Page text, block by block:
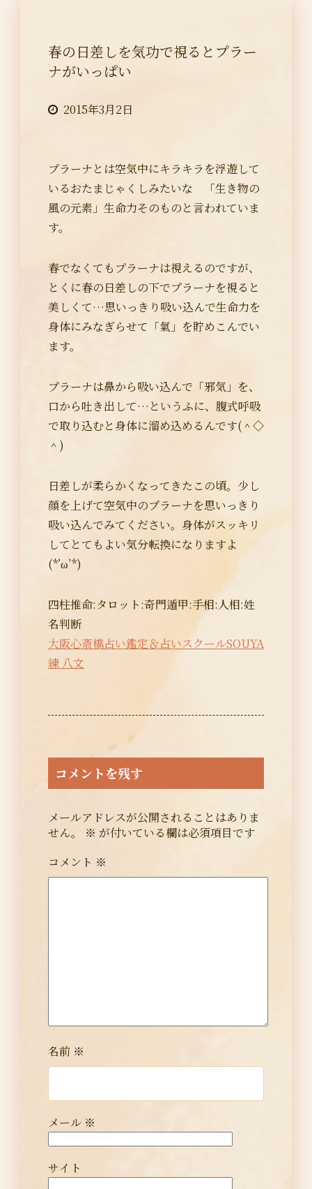
春の日差しを気功で視るとプラー
ナがいっぱい
2015年3月2日
プラーナとは空気中にキラキラを浮遊して
いるおたまじゃくしみたいな 「生き物の
風の元素」生命力そのものと言われていま
す。
春でなくてもプラーナは視えるのですが、
とくに春の日差しの下でプラーナを視ると
美しくて…思いっきり吸い込んで生命力を
身体にみなぎらせて「氣」を貯めこんでい
ます。
プラーナは鼻から吸い込んで「邪気」を、
口から吐き出して…というふに、腹式呼吸
で取り込むと身体に溜め込めるんです(＾◇
＾)
日差しが柔らかくなってきたこの頃。少し
顔を上げて空気中のプラーナを思いっきり
吸い込んでみてください。身体がスッキリ
してとてもよい気分転換になりますよ
(*’ω’*)
四柱推命:タロット:奇門遁甲:手相:人相:姓
名判断
大阪心斎橋占い鑑定＆占いスクールSOUYA
練 八文
コメントを残す
メールアドレスが公開されることはありま
せん。
※ が付いている欄は必須項目です
コメント ※
名前 ※
メール ※
サイト